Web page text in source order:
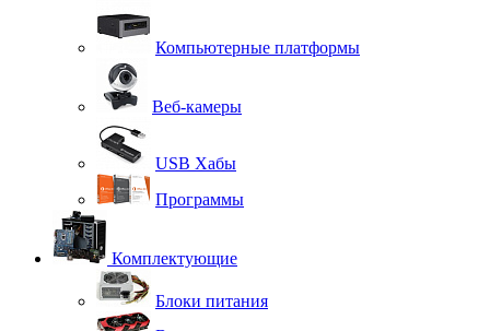
Компьютерные платформы
Веб-камеры
USB Хабы
Программы
Комплектующие
Блоки питания